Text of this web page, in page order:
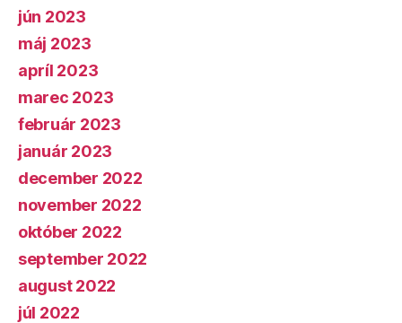
jún 2023
máj 2023
apríl 2023
marec 2023
február 2023
január 2023
december 2022
november 2022
október 2022
september 2022
august 2022
júl 2022